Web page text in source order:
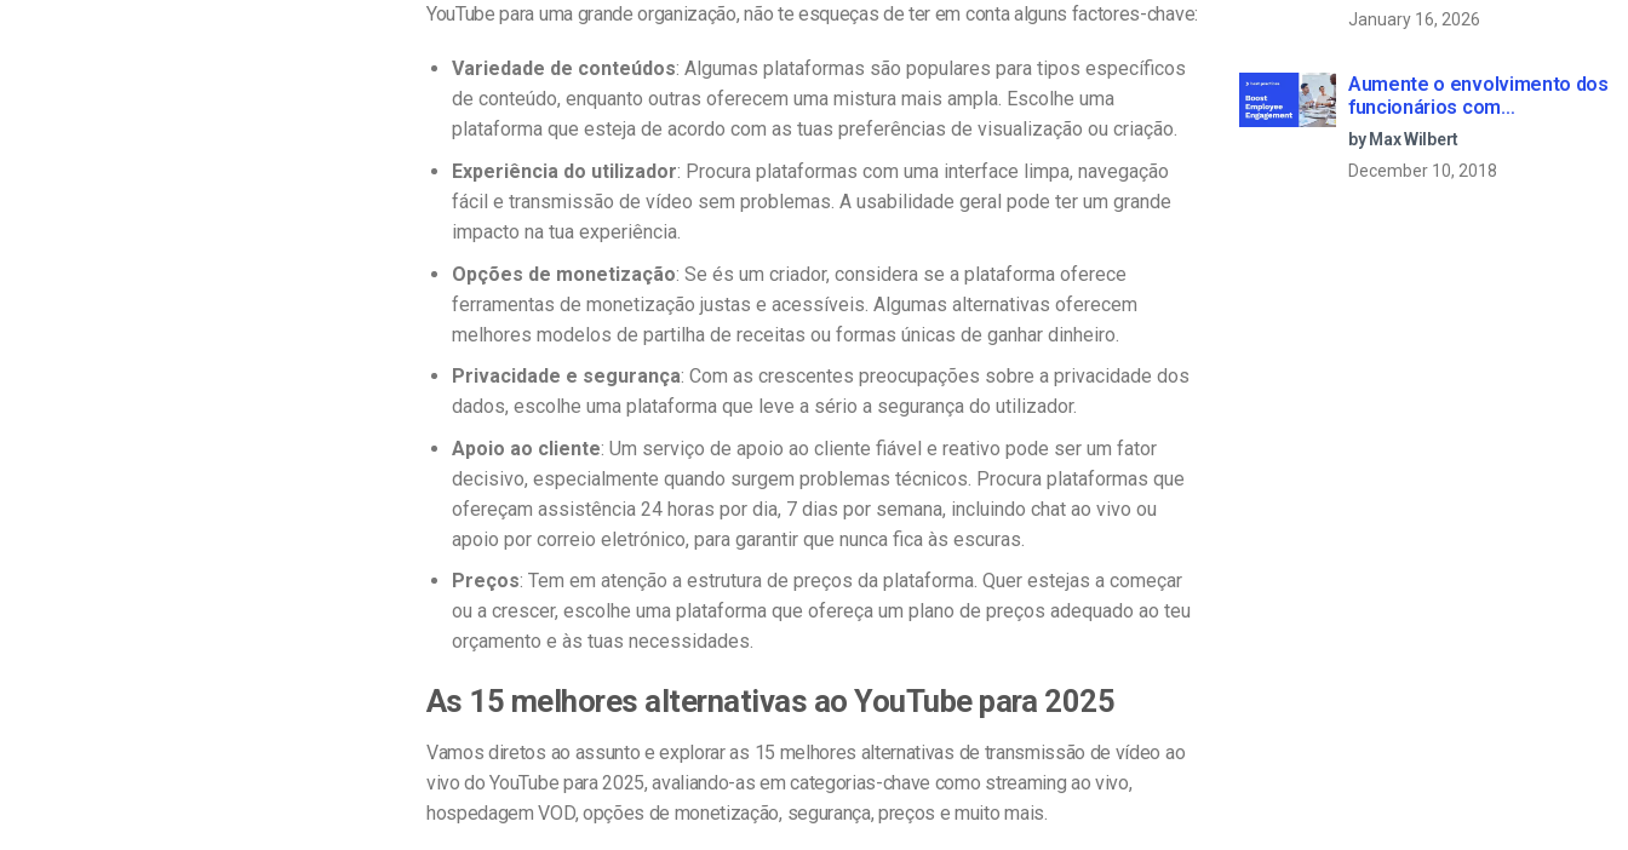
YouTube para uma grande organização, não te esqueças de ter em conta alguns factores-chave:
Variedade de conteúdos: Algumas plataformas são populares para tipos específicos
de conteúdo, enquanto outras oferecem uma mistura mais ampla. Escolhe uma
plataforma que esteja de acordo com as tuas preferências de visualização ou criação.
Experiência do utilizador: Procura plataformas com uma interface limpa, navegação
fácil e transmissão de vídeo sem problemas. A usabilidade geral pode ter um grande
impacto na tua experiência.
Opções de monetização: Se és um criador, considera se a plataforma oferece
ferramentas de monetização justas e acessíveis. Algumas alternativas oferecem
melhores modelos de partilha de receitas ou formas únicas de ganhar dinheiro.
Privacidade e segurança: Com as crescentes preocupações sobre a privacidade dos
dados, escolhe uma plataforma que leve a sério a segurança do utilizador.
Apoio ao cliente: Um serviço de apoio ao cliente fiável e reativo pode ser um fator
decisivo, especialmente quando surgem problemas técnicos. Procura plataformas que
ofereçam assistência 24 horas por dia, 7 dias por semana, incluindo chat ao vivo ou
apoio por correio eletrónico, para garantir que nunca fica às escuras.
Preços: Tem em atenção a estrutura de preços da plataforma. Quer estejas a começar
ou a crescer, escolhe uma plataforma que ofereça um plano de preços adequado ao teu
orçamento e às tuas necessidades.
As 15 melhores alternativas ao YouTube para 2025
Vamos diretos ao assunto e explorar as 15 melhores alternativas de transmissão de vídeo ao
vivo do YouTube para 2025, avaliando-as em categorias-chave como streaming ao vivo,
hospedagem VOD, opções de monetização, segurança, preços e muito mais.
January 16, 2026
Aumente o envolvimento dos
funcionários com
comunicações empresariais
em direto
by Max Wilbert
December 10, 2018